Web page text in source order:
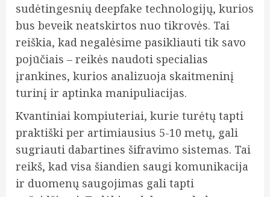
sudėtingesnių deepfake technologijų, kurios
bus beveik neatskirtos nuo tikrovės. Tai
reiškia, kad negalėsime pasikliauti tik savo
pojūčiais – reikės naudoti specialias
įrankines, kurios analizuoja skaitmeninį
turinį ir aptinka manipuliacijas.
Kvantiniai kompiuteriai, kurie turėtų tapti
praktiški per artimiausius 5-10 metų, gali
sugriauti dabartines šifravimo sistemas. Tai
reikš, kad visa šiandien saugi komunikacija
ir duomenų saugojimas gali tapti